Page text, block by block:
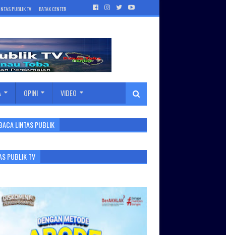
PUBLIK TV BATAK CENTER
OPINI VIDEO
LINTAS PUBLIK
PUBLIK TV